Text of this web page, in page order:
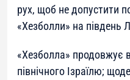
рух, щоб не допустити
«Хезболли» на південь
«Хезболла» продовжує
північного Ізраїлю;